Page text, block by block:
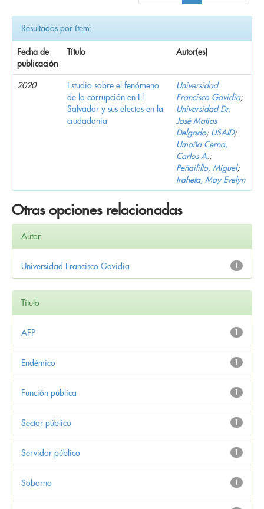
Resultados por ítem:
Fecha de
publicación
Título Autor(es)
2020
Estudio sobre el fenómeno
de la corrupción en El
Salvador y sus efectos en la
ciudadanía
Universidad
Francisco Gavidia;
Universidad Dr.
José Matías
Delgado; USAID;
Umaña Cerna,
Carlos A.;
Peñailillo, Miguel;
Iraheta, May Evelyn
Otras opciones relacionadas
Autor
1
Universidad Francisco Gavidia
Título
1
AFP
1
Endémico
1
Función pública
1
Sector público
1
Servidor público
1
Soborno